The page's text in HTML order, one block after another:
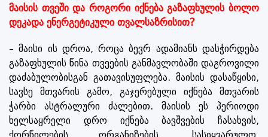
მაისის თვეში და როგორი იქნება გაზაფხულის ბოლო
დეკადა ენერგეტიკული თვალსაზრისით?
– მაისი ის დროა, როცა ბევრ ადამიანს დასჭირდება
გაზაფხულის წინა თვეების განმავლობაში დაგროვილი
დაძაბულობისგან გათავისუფლება. მაისის დასაწყისი,
სავსე მთვარის გამო, გაჯერებული იქნება მთვარის
ჭარბი ასტრალური ძალებით. მაისის ეს პერიოდი
ხელსაყრელი დრო იქნება ბავშვების ჩასახვის,